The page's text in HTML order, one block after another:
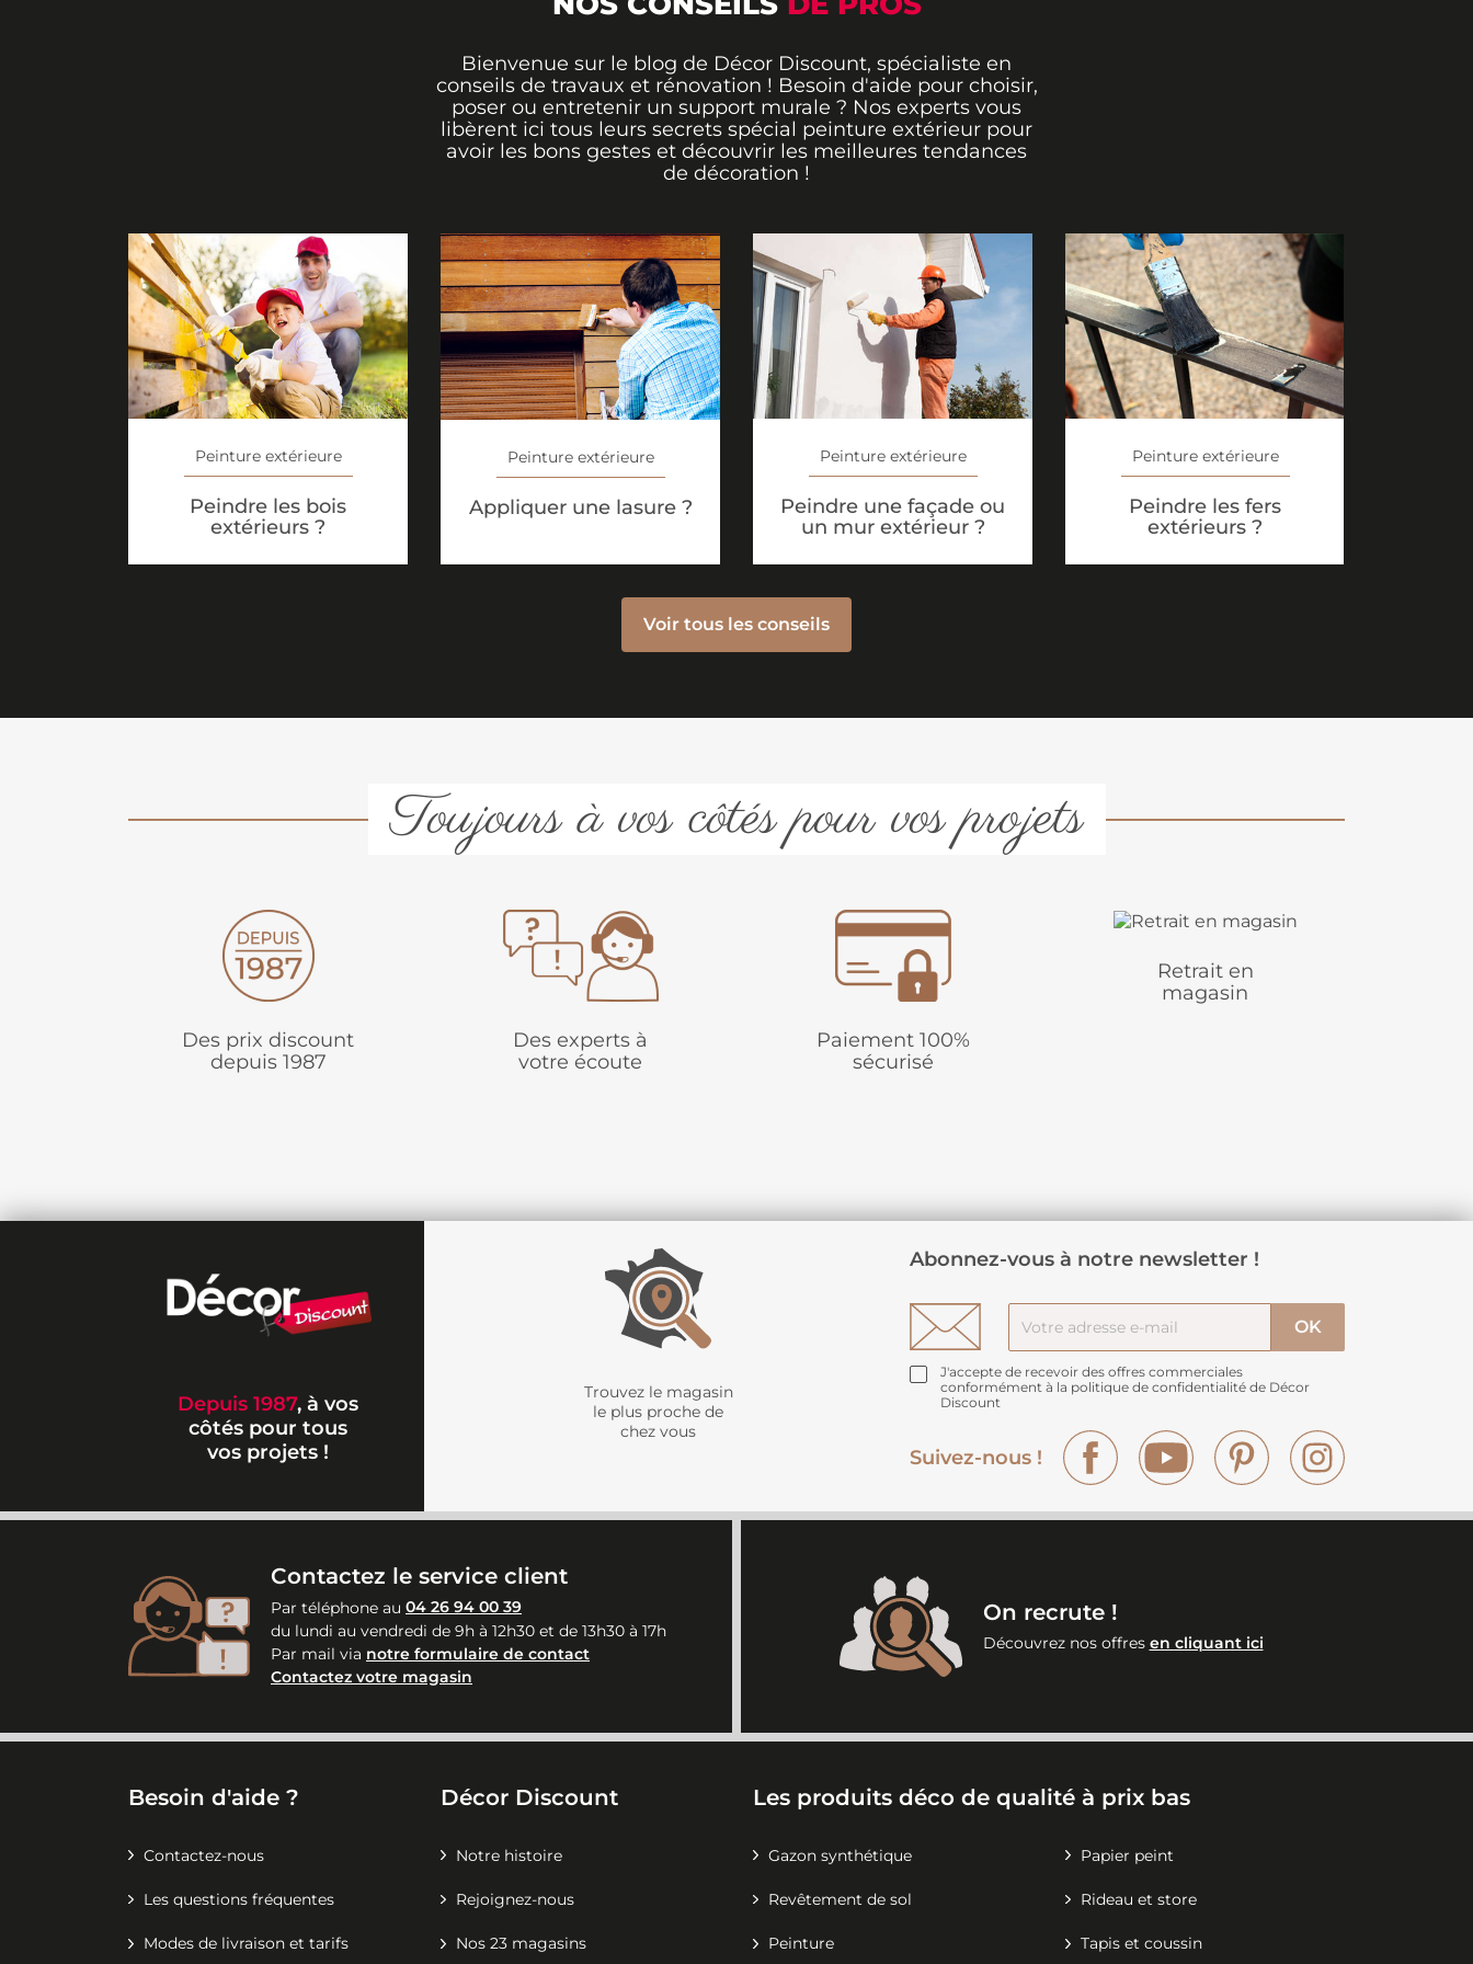
Bienvenue sur le blog de Décor Discount, spécialiste en
conseils de travaux et rénovation ! Besoin d'aide pour choisir,
poser ou entretenir un support murale ? Nos experts vous
libèrent ici tous leurs secrets spécial peinture extérieur pour
avoir les bons gestes et découvrir les meilleures tendances
de décoration !
Peinture extérieure
Peindre les bois
extérieurs ?
Peinture extérieure
Appliquer une lasure ?
Peinture extérieure
Peindre une façade ou
un mur extérieur ?
Peinture extérieure
Peindre les fers
extérieurs ?
Voir tous les conseils
Toujours à vos côtés pour vos projets
Des prix discount
depuis 1987
Des experts à
votre écoute
Paiement 100%
sécurisé
Retrait en
magasin
Depuis 1987, à vos
côtés pour tous
vos projets !
Trouvez le magasin
le plus proche de
chez vous
Abonnez-vous à notre newsletter !
J'accepte de recevoir des offres commerciales
conformément à la politique de confidentialité de Décor
Discount
Suivez-nous !
Facebook YouTube Pinterest
Contactez le service client
Par téléphone au 04 26 94 00 39
du lundi au vendredi de 9h à 12h30 et de 13h30 à 17h
Par mail via notre formulaire de contact
Contactez votre magasin
On recrute !
Découvrez nos offres en cliquant ici
Besoin d'aide ?
Contactez-nous
Les questions fréquentes
Modes de livraison et tarifs
Décor Discount
Notre histoire
Rejoignez-nous
Nos 23 magasins
Les produits déco de qualité à prix bas
Gazon synthétique Papier peint
Revêtement de sol Rideau et store
Peinture Tapis et coussin